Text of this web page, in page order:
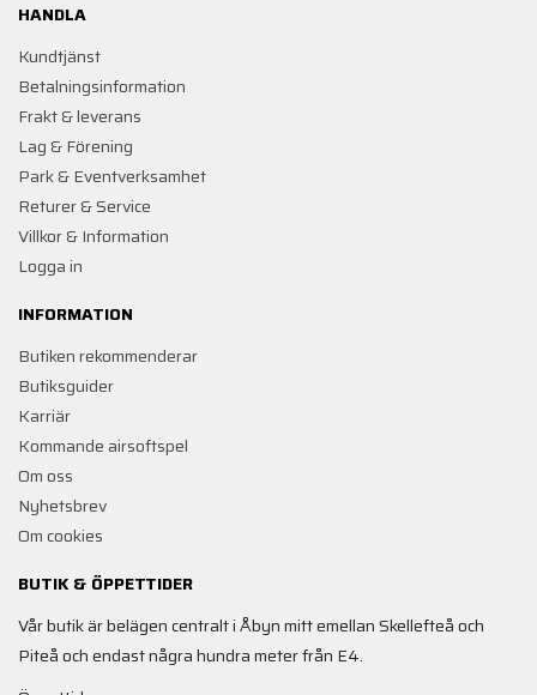
HANDLA
Kundtjänst
Betalningsinformation
Frakt & leverans
Lag & Förening
Park & Eventverksamhet
Returer & Service
Villkor & Information
Logga in
INFORMATION
Butiken rekommenderar
Butiksguider
Karriär
Kommande airsoftspel
Om oss
Nyhetsbrev
Om cookies
BUTIK & ÖPPETTIDER
Vår butik är belägen centralt i Åbyn mitt emellan Skellefteå och
Piteå och endast några hundra meter från E4.